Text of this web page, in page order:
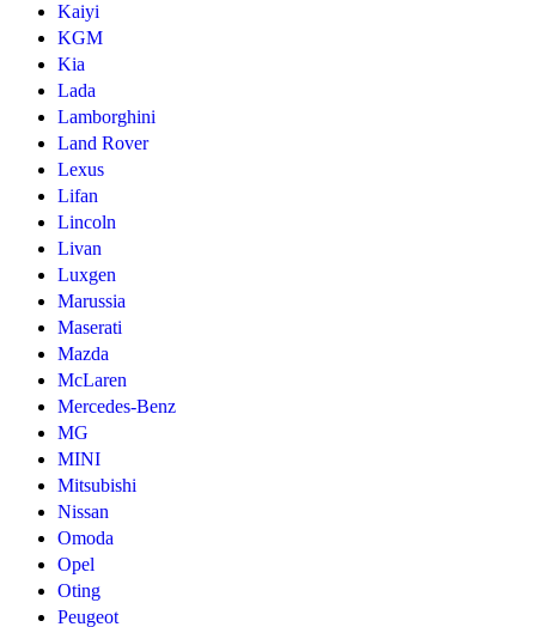
Kaiyi
KGM
Kia
Lada
Lamborghini
Land Rover
Lexus
Lifan
Lincoln
Livan
Luxgen
Marussia
Maserati
Mazda
McLaren
Mercedes-Benz
MG
MINI
Mitsubishi
Nissan
Omoda
Opel
Oting
Peugeot